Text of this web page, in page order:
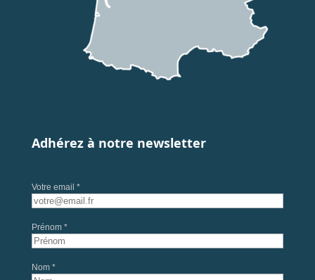
Adhérez à notre newsletter
Votre email *
Prénom *
Nom *